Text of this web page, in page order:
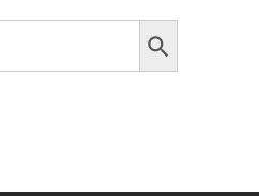
Search Button